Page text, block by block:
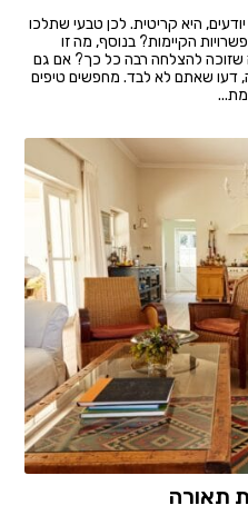
היא קריטית. לכן טבעי שתלכו
הקיימות? בנוסף, מה זו
שזוכה להצלחה רבה כל כך? אם גם
דעו שאתם לא לבד. מחפשים טיפים
תאורה